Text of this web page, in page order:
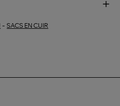
-SACS EN CUIR